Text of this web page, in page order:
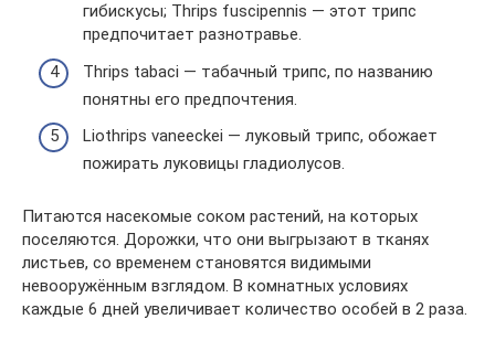
гибискусы; Thrips fuscipennis — этот трипс
предпочитает разнотравье.
Thrips tabaci — табачный трипс, по названию
понятны его предпочтения.
Liothrips vaneeckei — луковый трипс, обожает
пожирать луковицы гладиолусов.
Питаются насекомые соком растений, на которых
поселяются. Дорожки, что они выгрызают в тканях
листьев, со временем становятся видимыми
невооружённым взглядом. В комнатных условиях
каждые 6 дней увеличивает количество особей в 2 раза.